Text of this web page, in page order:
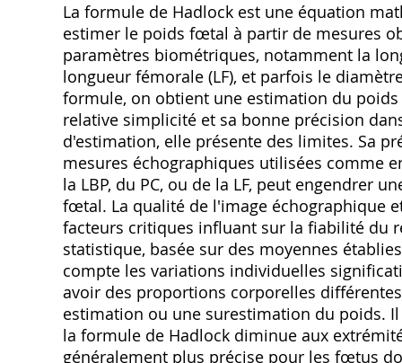
La formule de Hadlock est une équation
estimer le poids fœtal à partir de mesures
paramètres biométriques, notamment la
longueur fémorale (LF), et parfois le
formule, on obtient une estimation du
relative simplicité et sa bonne précision
d'estimation, elle présente des limites. Sa
mesures échographiques utilisées comme
la LBP, du PC, ou de la LF, peut engendrer
fœtal. La qualité de l'image échographique
facteurs critiques influant sur la fiabilité du
statistique, basée sur des moyennes
compte les variations individuelles
avoir des proportions corporelles
estimation ou une surestimation du poids.
la formule de Hadlock diminue aux
généralement plus précise pour les fœtus